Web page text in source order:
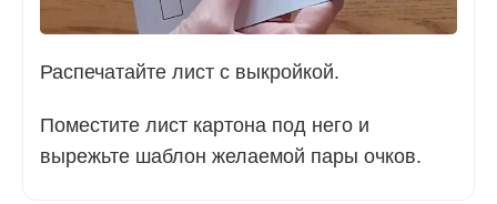
Распечатайте лист с выкройкой.
Поместите лист картона под него и
вырежьте шаблон желаемой пары очков.